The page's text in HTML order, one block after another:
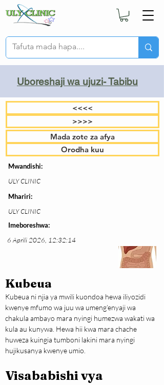
Uboreshaji wa ujuzi- Tabibu
<<<<
>>>>
Mada zote za afya
Orodha kuu
Mwandishi:
ULY CLINIC
Mhariri:
ULY CLINIC
Imeboreshwa:
6 Aprili 2026, 12:32:14
Kubeua
Kubeua ni njia ya mwili kuondoa hewa iliyozidi
kwenye mfumo wa juu wa umeng’enyaji wa
chakula ambayo mara nyingi humezwa wakati wa
kula au kunywa. Hewa hii kwa mara chache
huweza kuingia tumboni lakini mara nyingi
hujikusanya kwenye umio.
Visababishi vya